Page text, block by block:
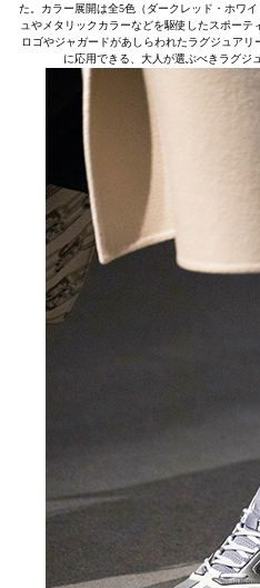
た。カラー展開は全5色（ダークレッド・ホワ
ュやメタリックカラーなどを駆使したスポーテ
ロゴやジャガードがあしらわれたラグジュア
に応用できる、大人が選ぶべきラグジ